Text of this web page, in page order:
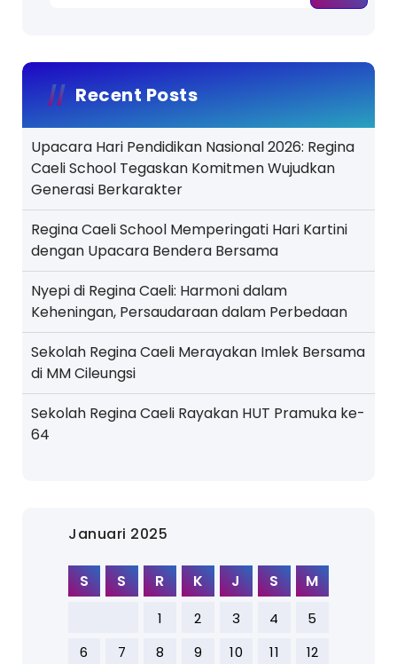
Recent Posts
Upacara Hari Pendidikan Nasional 2026: Regina
Caeli School Tegaskan Komitmen Wujudkan
Generasi Berkarakter
Regina Caeli School Memperingati Hari Kartini
dengan Upacara Bendera Bersama
Nyepi di Regina Caeli: Harmoni dalam
Keheningan, Persaudaraan dalam Perbedaan
Sekolah Regina Caeli Merayakan Imlek Bersama
di MM Cileungsi
Sekolah Regina Caeli Rayakan HUT Pramuka ke-
64
Januari 2025
S S R K J S M
1 2 3 4
5
6
7 8 9 10 11
12